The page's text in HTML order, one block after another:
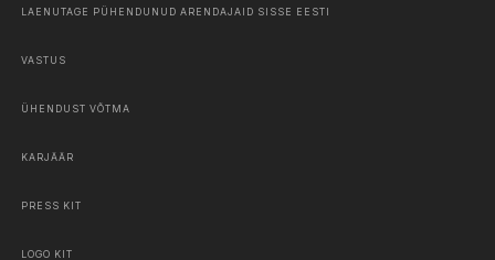
LAENUTAGE PÜHENDUNUD ARENDAJAID SISSE EESTI
VASTUS
ÜHENDUST VÕTMA
KARJÄÄR
PRESS KIT
LOGO KIT